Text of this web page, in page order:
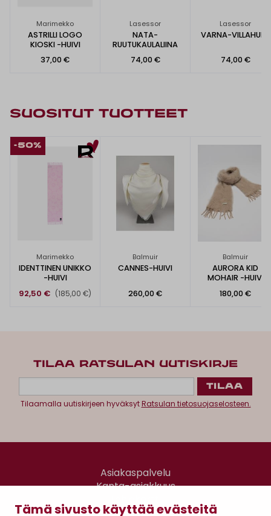
Tämä sivusto käyttää evästeitä
Marimekko
ASTRILLI LOGO
KIOSKI -HUIVI
37,00 €
Lasessor
NATA-
RUUTUKAULALIINA
74,00 €
Lasessor
VARNA-VILLAHUIVI
74,00 €
SUOSITUT TUOTTEET
-50%
Marimekko
IDENTTINEN UNIKKO
-HUIVI
92,50 € (185,00 €)
Balmuir
CANNES-HUIVI
260,00 €
Balmuir
AURORA KID
MOHAIR -HUIVI
180,00 €
TILAA RATSULAN UUTISKIRJE
Tilaamalla uutiskirjeen hyväksytRatsulan tietosuojaselosteen.
Asiakaspalvelu
Kanta-asiakkuus
Gomee Ratsula Café